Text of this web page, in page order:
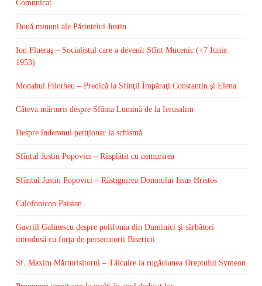
Comunicat
Două minuni ale Părintelui Justin
Ion Flueraş – Socialistul care a devenit Sfînt Mucenic (+7 Iunie
1953)
Monahul Filotheu – Predică la Sfinţii Împăraţi Constantin şi Elena
Câteva mărturii despre Sfânta Lumină de la Ierusalim
Despre îndemnul petiţionar la schismă
Sfîntul Justin Popovici – Răsplătit cu nemurirea
Sfântul Justin Popovici – Răstignirea Domnului Iisus Hristos
Calofonicon Paisian
Gavriil Galinescu despre polifonia din Duminici şi sărbători
introdusă cu forţa de persecutorii Bisericii
Sf. Maxim Mărturisitorul – Tâlcuire la rugăciunea Dreptului Symeon